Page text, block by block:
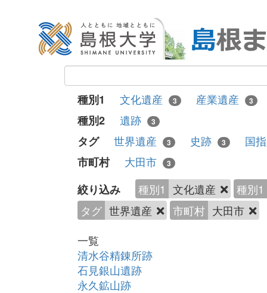
種別1 文化遺産 3 産業遺産 3
種別2 遺跡 3
タグ 世界遺産 3 史跡 3
国
市町村
大田市 3
絞り込み 種別1 文化遺産
種別1
タグ 世界遺産 市町村 大田市
一覧
清水谷精錬所跡
石見銀山遺跡
永久鉱山跡